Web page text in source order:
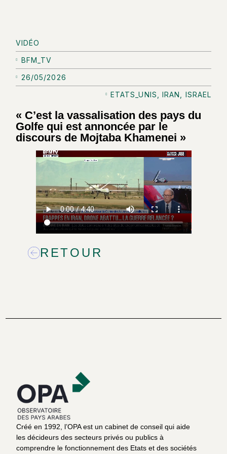
VIDÉO
BFM_TV
26/05/2026
ETATS_UNIS
,IRAN ISRAEL
« C’est la vassalisation des pays du
Golfe qui est annoncée par le
discours de Mojtaba Khamenei »
RETOUR
Créé en 1992, l’OPA est un cabinet de conseil qui aide
les décideurs des secteurs privés ou publics à
comprendre le fonctionnement des Etats et des sociétés